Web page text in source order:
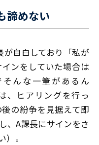
諦めない
が自白しており「私が
ンをしていた場合は
んな一筆があるん
ヒアリングを行っ
の紛争を見据えて即
、A課長にサインをさ
。